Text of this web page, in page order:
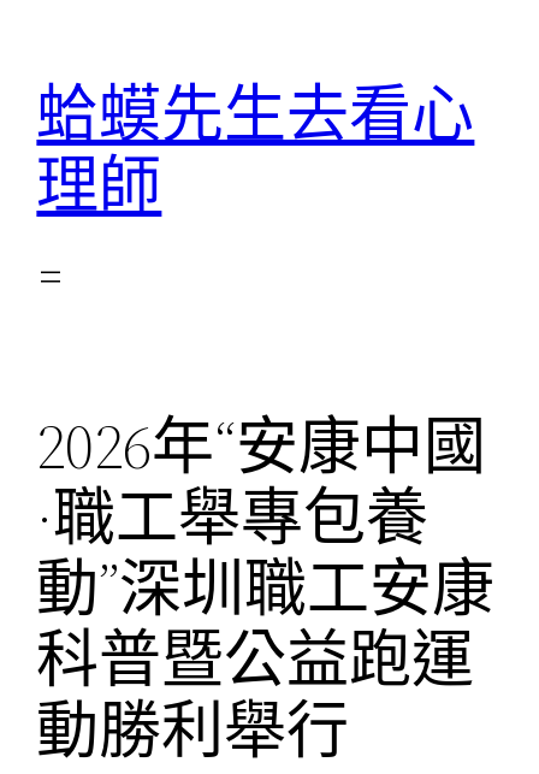
蛤蟆先生去看心
理師
2026年“安康中國
·職工舉專包養
動”深圳職工安康
科普暨公益跑運
動勝利舉行